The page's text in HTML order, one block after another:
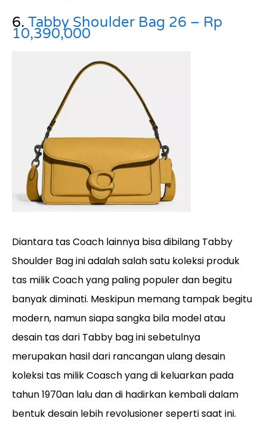
6. Tabby Shoulder Bag 26 – Rp
10,390,000
Diantara tas Coach lainnya bisa dibilang Tabby
Shoulder Bag ini adalah salah satu koleksi produk
tas milik Coach yang paling populer dan begitu
banyak diminati. Meskipun memang tampak begitu
modern, namun siapa sangka bila model atau
desain tas dari Tabby bag ini sebetulnya
merupakan hasil dari rancangan ulang desain
koleksi tas milik Coasch yang di keluarkan pada
tahun 1970an lalu dan di hadirkan kembali dalam
bentuk desain lebih revolusioner seperti saat ini.